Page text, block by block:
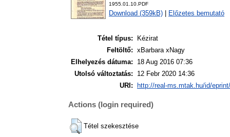
1955.01.10.PDF
Download (359kB) Előzetes bemutató
Tétel típus:
Kézirat
Feltöltő: xBarbara xNagy
Elhelyezés dátuma:
18 Aug 2016 07:36
Utolsó változtatás:
12 Febr 2020 14:36
URI:
http://real-ms.mtak.hu/id/
Actions (login required)
Tétel szekesztése